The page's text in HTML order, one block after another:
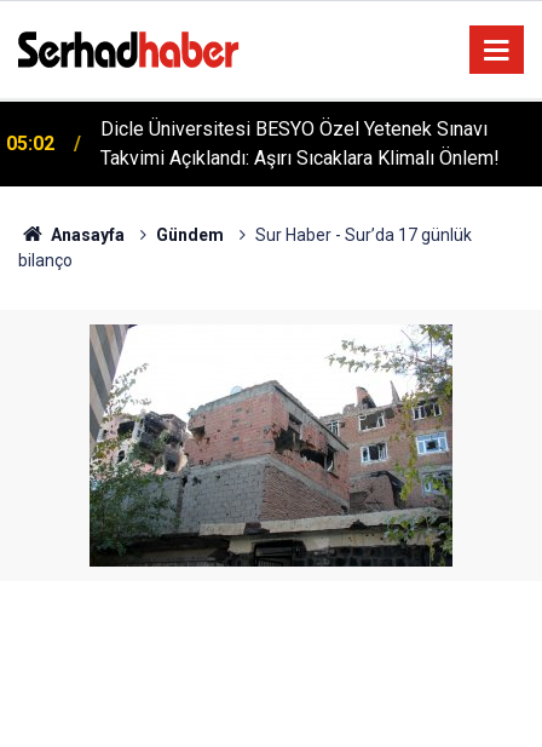
04:51
Diyarbakır'da İşçi Kıyımı: 45 Derece Sıcakta 763
Gündür Adalet Bekliyorlar
Anasayfa Gündem
Sur Haber - Sur’da 17 günlük
bilanço